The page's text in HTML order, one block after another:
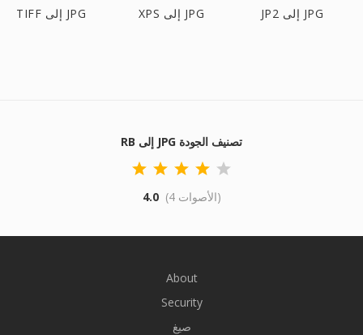
TIFF إلى JPG XPS إلى JPG JP2 إلى JPG
RB إلى JPG تصنيف الجودة
4.0 (4 الأصوات)
About
Security
صيغ